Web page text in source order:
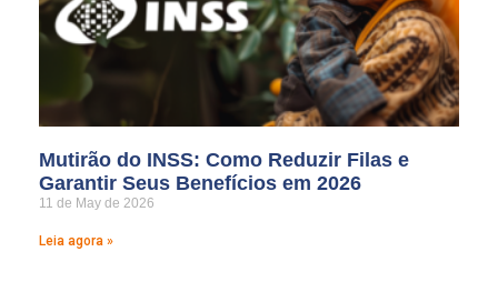
Mutirão do INSS: Como Reduzir Filas e
Garantir Seus Benefícios em 2026
11 de May de 2026
Leia agora »